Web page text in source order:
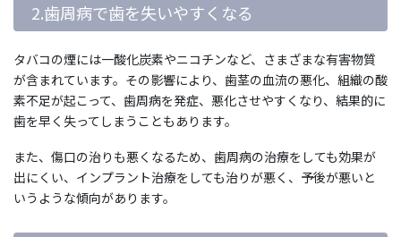
2.歯周病で歯を失いやすくなる
タバコの煙には一酸化炭素やニコチンなど、さまざまな有害物質
が含まれています。その影響により、歯茎の血流の悪化、組織の酸
素不足が起こって、歯周病を発症、悪化させやすくなり、結果的に
歯を早く失ってしまうこともあります。
また、傷口の治りも悪くなるため、歯周病の治療をしても効果が
出にくい、インプラント治療をしても治りが悪く、予後が悪いと
いうような傾向があります。